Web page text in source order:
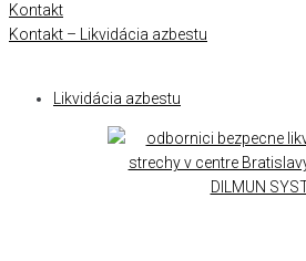
Kontakt
Kontakt – Likvidácia azbestu
Likvidácia azbestu